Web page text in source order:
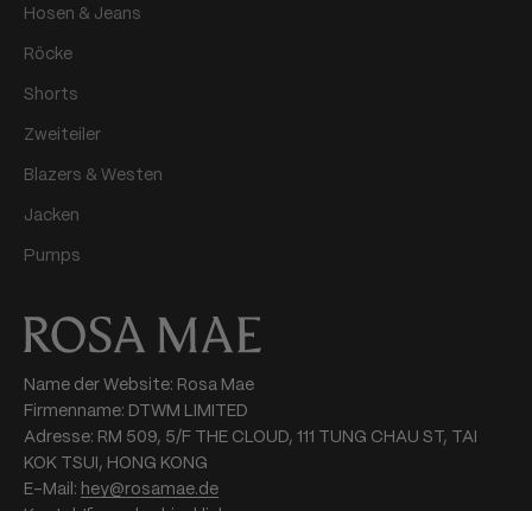
Hosen & Jeans
Röcke
Shorts
Zweiteiler
Blazers & Westen
Jacken
Pumps
Name der Website: Rosa Mae
Firmenname: DTWM LIMITED
Adresse: RM 509, 5/F THE CLOUD, 111 TUNG CHAU ST, TAI
KOK TSUI, HONG KONG
E-Mail: hey@rosamae.de